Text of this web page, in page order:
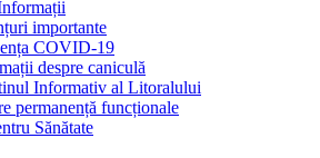
importante
COVID-19
despre caniculă
Informativ al Litoralului
permanență funcționale
Sănătate